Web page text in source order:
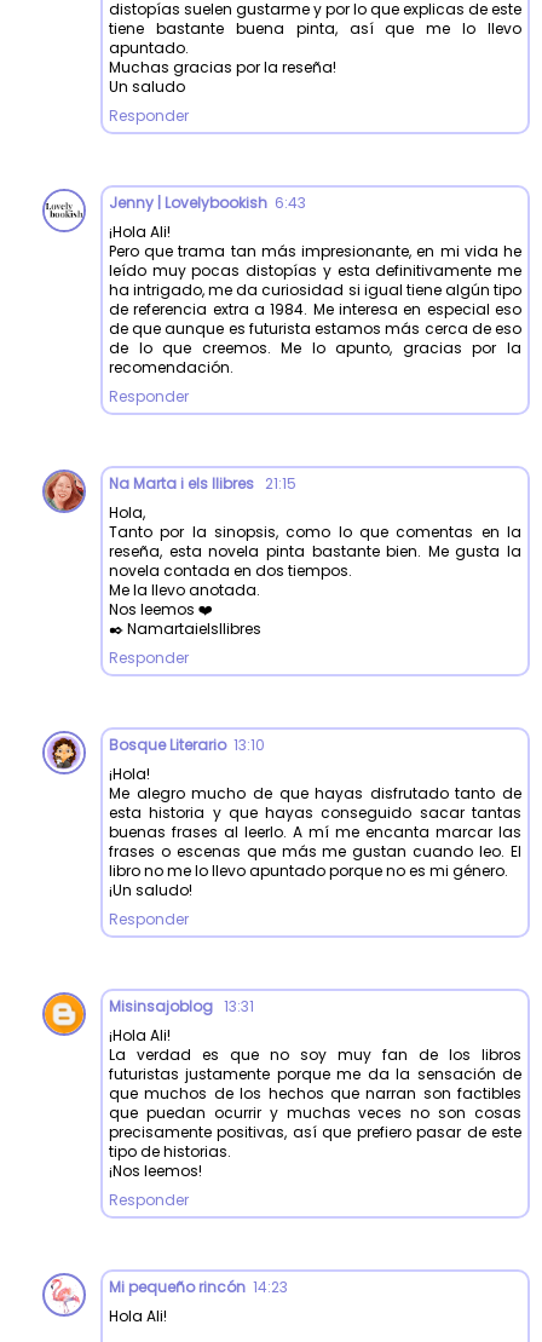
distopías suelen gustarme y por lo que explicas de este
tiene bastante buena pinta, así que me lo llevo
apuntado.
Muchas gracias por la reseña!
Un saludo
Responder
Jenny | Lovelybookish 6:43
¡Hola Ali!
Pero que trama tan más impresionante, en mi vida he
leído muy pocas distopías y esta definitivamente me
ha intrigado, me da curiosidad si igual tiene algún tipo
de referencia extra a 1984. Me interesa en especial eso
de que aunque es futurista estamos más cerca de eso
de lo que creemos. Me lo apunto, gracias por la
recomendación.
Responder
Na Marta i els llibres 21:15
Hola,
Tanto por la sinopsis, como lo que comentas en la
reseña, esta novela pinta bastante bien. Me gusta la
novela contada en dos tiempos.
Me la llevo anotada.
Nos leemos ❤️
✒️ Namartaielsllibres
Responder
Bosque Literario 13:10
¡Hola!
Me alegro mucho de que hayas disfrutado tanto de
esta historia y que hayas conseguido sacar tantas
buenas frases al leerlo. A mí me encanta marcar las
frases o escenas que más me gustan cuando leo. El
libro no me lo llevo apuntado porque no es mi género.
¡Un saludo!
Responder
Misinsajoblog 13:31
¡Hola Ali!
La verdad es que no soy muy fan de los libros
futuristas justamente porque me da la sensación de
que muchos de los hechos que narran son factibles
que puedan ocurrir y muchas veces no son cosas
precisamente positivas, así que prefiero pasar de este
tipo de historias.
¡Nos leemos!
Responder
Mi pequeño rincón 14:23
Hola Ali!